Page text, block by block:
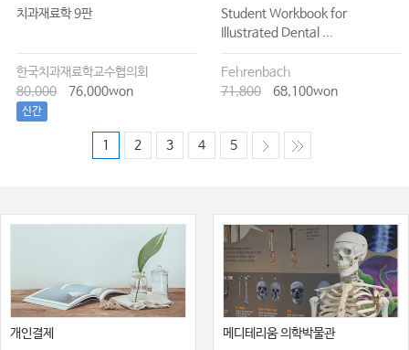
치과재료학 9판
한국치과재료학교수협의회
80,000
76,000won
신간
Student Workbook for
Illustrated Dental ...
Fehrenbach
71,800
68,100won
1 2 3 4 5
개인결제 메디테리움 의학박물관